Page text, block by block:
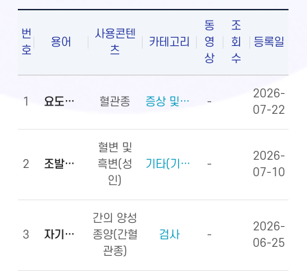
번
호
용어
사용콘텐
츠
카테고리
동
영
상
조
회
수
등록일
1 요도하열 혈관종 증상 및 징후(증상) -
2026-
07-22
2 조발생률
혈변 및
흑변(성
인)
기타(기타용어) -
2026-
07-10
3 자기공명영상
간의 양성
종양(간혈
관종)
검사 -
2026-
06-25